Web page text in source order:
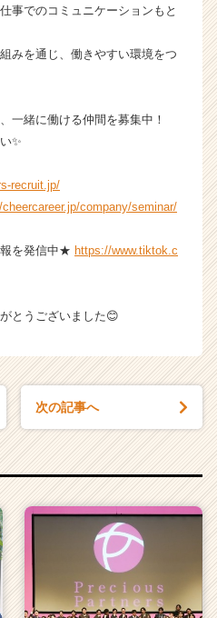
事でのコミュニケーションもと
みを通じ、働きやすい環境をつ
一緒に働ける仲間を募集中！
✨
recruit.jp/
company/seminar/
を発信中★ https://www.tiktok.c
とうございました😊
次の記事へ